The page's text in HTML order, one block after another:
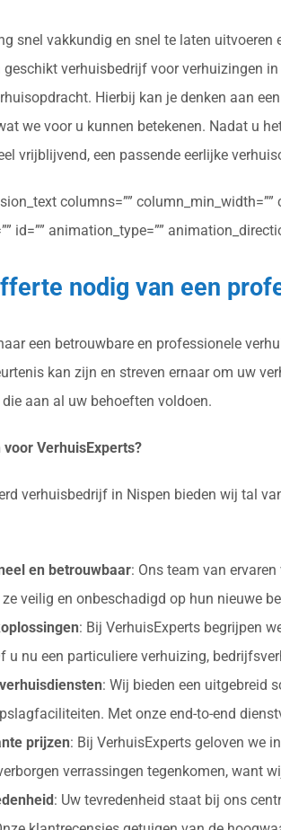
snel vakkundig en snel te laten
geschikt verhuisbedrijf voor verhuizingen
Hierbij kan je denken aan
we voor u kunnen betekenen. Nadat u
vrijblijvend, een passende eerlijke
columns=”” column_min_width=””
id=”” animation_type=””
nodig van een
een betrouwbare en professionele
kan zijn en streven ernaar om uw
aan al uw behoeften voldoen.
VerhuisExperts?
verhuisbedrijf in Nispen bieden wij tal
en betrouwbaar: Ons team van
veilig en onbeschadigd op hun nieuwe
: Bij VerhuisExperts begrijpen
u nu een particuliere verhuizing,
: Wij bieden een uitgebreid
Met onze end-to-end
prijzen: Bij VerhuisExperts geloven we
verrassingen tegenkomen, want
: Uw tevredenheid staat bij ons